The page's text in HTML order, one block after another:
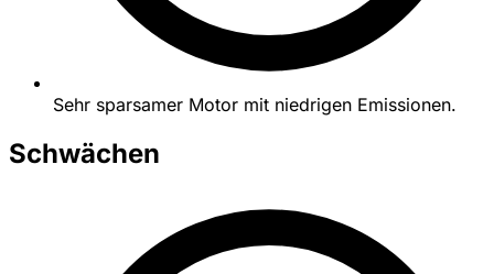
Sehr sparsamer Motor mit niedrigen Emissionen.
Schwächen